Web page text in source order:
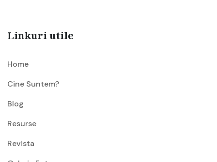
Linkuri utile
Home
Cine Suntem?
Blog
Resurse
Revista